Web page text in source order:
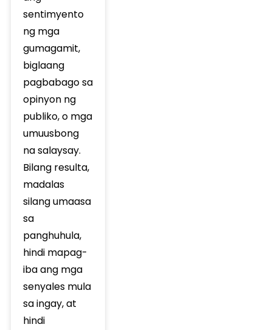
sentimyento
ng mga
gumagamit,
biglaang
pagbabago sa
opinyon ng
publiko, o mga
umuusbong
na salaysay.
Bilang resulta,
madalas
silang umaasa
sa
panghuhula,
hindi mapag-
iba ang mga
senyales mula
sa ingay, at
hindi